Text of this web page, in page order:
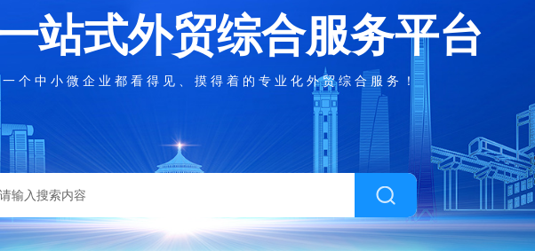
站式外贸综合服务平台
个中小微企业都看得见、摸得着的专业化外贸综合服务！